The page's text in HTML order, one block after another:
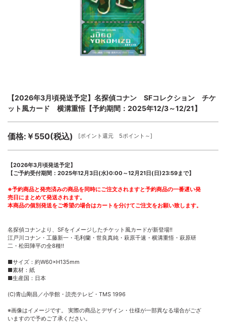
【2026年3月頃発送予定】名探偵コナン SFコレクション チケ
ット風カード 横溝重悟【予約期間：2025年12/3～12/21】
価格:￥550(税込) [ポイント還元 5ポイント～]
【2026年3月頃発送予定】
【ご予約受付期間：2025年12月3日(水)0:00～12月21日(日)23:59まで】
※予約商品と発売済みの商品を同時にご注文されますと予約商品の一番遅い発
売日にまとめて発送されます。
本商品の個別発送をご希望の場合はカートを分けてご注文をお願い致します。
名探偵コナンより、SFをイメージしたチケット風カードが新登場!!
江戸川コナン・工藤新一・毛利蘭・世良真純・萩原千速・横溝重悟・萩原研
二・松田陣平の全8種!!
■サイズ：約W60×H135mm
■素材：紙
■生産国：日本
(C)青山剛昌／小学館・読売テレビ・TMS 1996
※画像はイメージです。 実際の商品とデザイン・仕様が一部異なる場合がござ
いますので予めご了承ください。